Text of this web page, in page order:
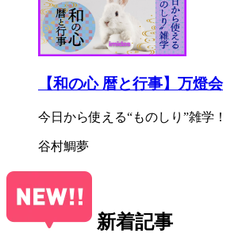
【和の心 暦と行事】万燈会
今日から使える“ものしり”雑学！
谷村鯛夢
新着記事